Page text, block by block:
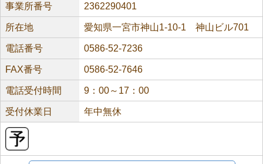
事業所番号 2362290401
所在地 愛知県一宮市神山1-10-1 神山ビル701
電話番号 0586-52-7236
FAX番号 0586-52-7646
電話受付時間 9：00～17：00
受付休業日 年中無休